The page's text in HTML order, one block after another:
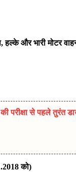
,हल्के और भारी मोटर
परीक्षा से पहले
को)